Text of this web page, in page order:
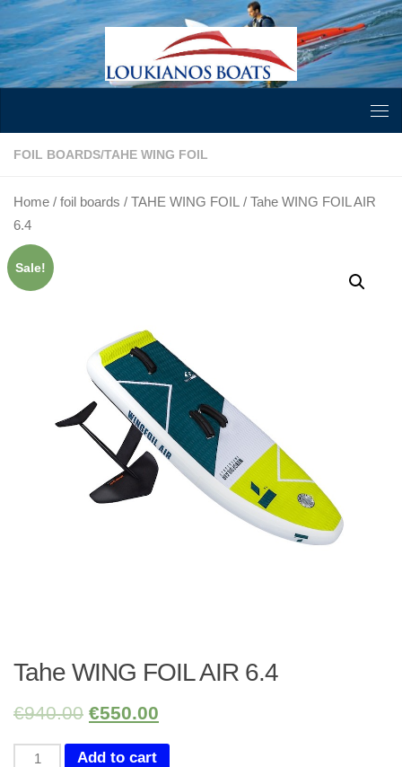
Skip to content
FOIL BOARDS/TAHE WING FOIL
Home / foil boards / TAHE WING FOIL / Tahe WING FOIL AIR
6.4
Sale!
Tahe WING FOIL AIR 6.4
€940.00 €550.00
Tahe
Add to cart